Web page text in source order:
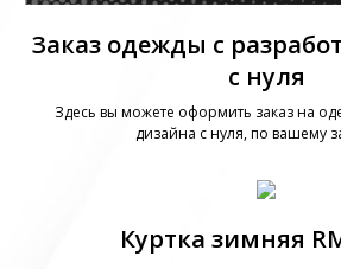
Заказ одежды с
с нуля
Здесь вы можете оформить заказ на
дизайна с нуля, по вашему
Куртка зимняя